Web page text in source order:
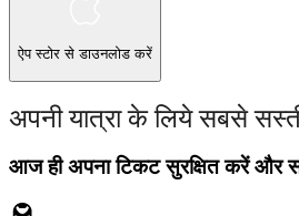
ऐप स्टोर से डाउनलोड करें
अपनी यात्रा के लिये सबसे
आज ही अपना टिकट सुरक्षित करें और